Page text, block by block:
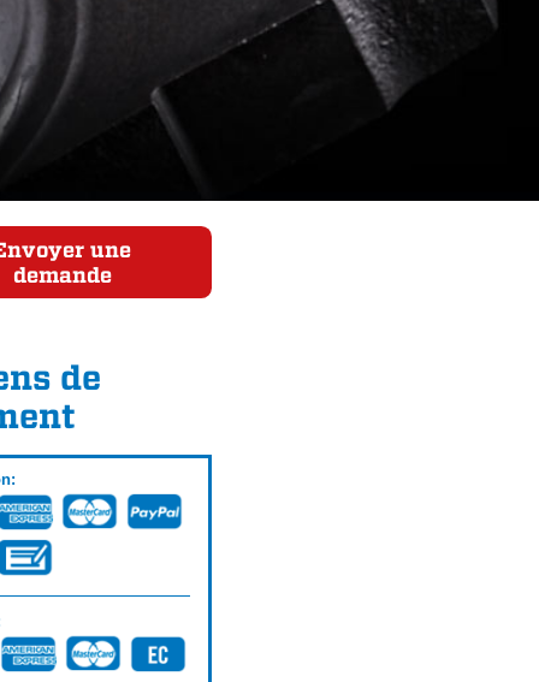
une
demande
de